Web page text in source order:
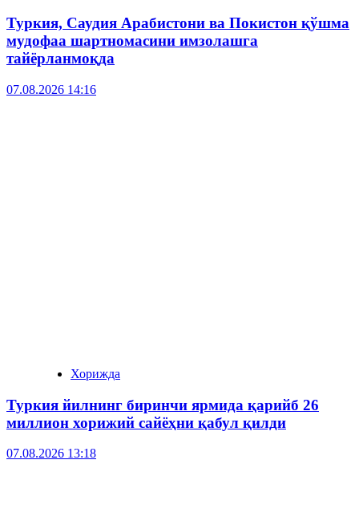
Туркия, Саудия Арабистони ва Покистон қўшма
мудофаа шартномасини имзолашга
тайёрланмоқда
07.08.2026 14:16
Хорижда
Туркия йилнинг биринчи ярмида қарийб 26
миллион хорижий сайёҳни қабул қилди
07.08.2026 13:18